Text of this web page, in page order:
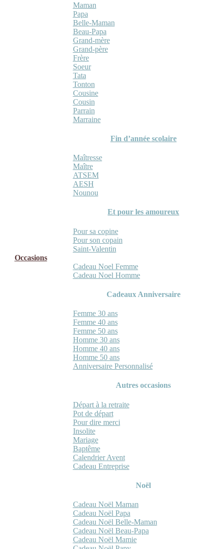
Maman
Papa
Belle-Maman
Beau-Papa
Grand-mère
Grand-père
Frère
Soeur
Tata
Tonton
Cousine
Cousin
Parrain
Marraine
Fin d’année scolaire
Maîtresse
Maître
ATSEM
AESH
Nounou
Et pour les amoureux
Pour sa copine
Pour son copain
Saint-Valentin
Occasions
Cadeau Noel Femme
Cadeau Noel Homme
Cadeaux Anniversaire
Femme 30 ans
Femme 40 ans
Femme 50 ans
Homme 30 ans
Homme 40 ans
Homme 50 ans
Anniversaire Personnalisé
Autres occasions
Départ à la retraite
Pot de départ
Pour dire merci
Insolite
Mariage
Baptême
Calendrier Avent
Cadeau Entreprise
Noël
Cadeau Noël Maman
Cadeau Noël Papa
Cadeau Noël Belle-Maman
Cadeau Noël Beau-Papa
Cadeau Noël Mamie